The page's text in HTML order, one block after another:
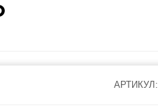
АРТИКУЛ: